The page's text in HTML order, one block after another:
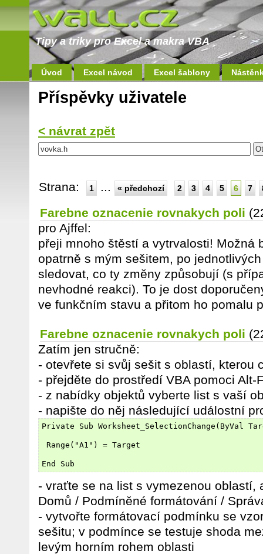
Tipy a triky pro Excel a makra VBA
Úvod Excel návod Excel šablony
Příspěvky uživatele
< návrat zpět
Strana: 1 ... « předchozí 2 3 4 5 6 7
Farebne oznacenie rovnakych poli
pro Ajffel:
přeji mnoho štěstí a vytrvalosti! Možná
opatrně s mým sešitem, po
sledovat, co ty změny způsobují (s
nevhodné reakci). To je dost
ve funkčním stavu a přitom ho pomalu
Farebne oznacenie rovnakych poli
Zatím jen stručně:
- otevřete si svůj sešit s oblastí, kterou
- přejděte do prostředí VBA pomoci Alt-
- z nabídky objektů vyberte list s vaší
- napište do něj následující událostní
Private Sub Worksheet_SelectionChange(ByVal
Range("A1") = Target
End Sub
- vraťte se na list s vymezenou oblastí,
Domů / Podmíněné formátování /
- vytvořte formátovací podmínku se
sešitu; v podmínce se testuje shoda
levým horním rohem oblasti